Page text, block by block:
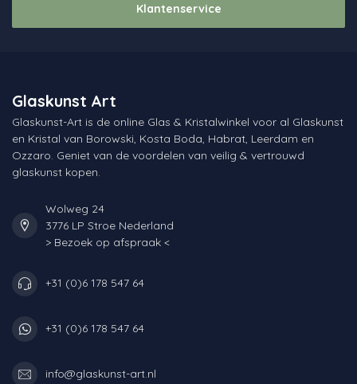
Klantenservice
Glaskunst Art
Glaskunst-Art is de online Glas & Kristalwinkel voor al Glaskunst
en Kristal van Borowski, Kosta Boda, Habrat, Leerdam en
Ozzaro. Geniet van de voordelen van veilig & vertrouwd
glaskunst kopen.
Wolweg 24
3776 LP Stroe Nederland
> Bezoek op afspraak <
+31 (0)6 178 547 64
+31 (0)6 178 547 64
info@glaskunst-art.nl